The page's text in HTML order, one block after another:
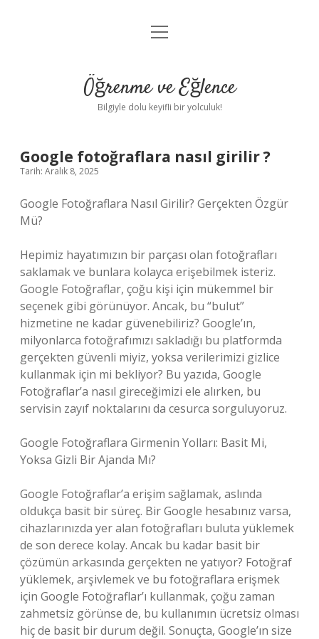
Anasayfa
Yasal Uyarı
menüyü
Öğrenme ve Eğlence
Bilgiyle dolu keyifli bir yolculuk!
Google fotoğraflara nasıl girilir ?
Tarih: Aralık 8, 2025
Google Fotoğraflara Nasıl Girilir? Gerçekten Özgür
Mü?
Hepimiz hayatımızın bir parçası olan fotoğrafları
saklamak ve bunlara kolayca erişebilmek isteriz.
Google Fotoğraflar, çoğu kişi için mükemmel bir
seçenek gibi görünüyor. Ancak, bu “bulut”
hizmetine ne kadar güvenebiliriz? Google’ın,
milyonlarca fotoğrafımızı sakladığı bu platformda
gerçekten güvenli miyiz, yoksa verilerimizi gizlice
kullanmak için mi bekliyor? Bu yazıda, Google
Fotoğraflar’a nasıl gireceğimizi ele alırken, bu
servisin zayıf noktalarını da cesurca sorguluyoruz.
Google Fotoğraflara Girmenin Yolları: Basit Mi,
Yoksa Gizli Bir Ajanda Mı?
Google Fotoğraflar’a erişim sağlamak, aslında
oldukça basit bir süreç. Bir Google hesabınız varsa,
cihazlarınızda yer alan fotoğrafları buluta yüklemek
de son derece kolay. Ancak bu kadar basit bir
çözümün arkasında gerçekten ne yatıyor? Fotoğraf
yüklemek, arşivlemek ve bu fotoğraflara erişmek
için Google Fotoğraflar’ı kullanmak, çoğu zaman
zahmetsiz görünse de, bu kullanımın ücretsiz olması
hiç de basit bir durum değil. Sonuçta, Google’ın size